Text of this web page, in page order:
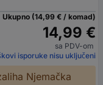
Ukupno (14,99 € / komad)
14,99 €
sa PDV-om
isporuke nisu uključeni
Njemačka